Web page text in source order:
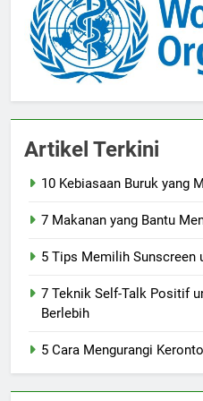
Artikel Terkini
10 Kebiasaan Buruk yang
7 Makanan yang Bantu
5 Tips Memilih Sunscreen
7 Teknik Self-Talk Positif
Berlebih
5 Cara Mengurangi